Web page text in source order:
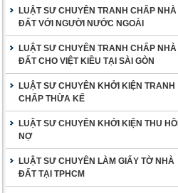
LUẬT SƯ CHUYÊN TRANH CHẤP NHÀ
ĐẤT VỚI NGƯỜI NƯỚC NGOÀI
LUẬT SƯ CHUYÊN TRANH CHẤP NHÀ
ĐẤT CHO VIỆT KIỀU TẠI SÀI GÒN
LUẬT SƯ CHUYÊN KHỞI KIỆN TRANH
CHẤP THỪA KẾ
LUẬT SƯ CHUYÊN KHỞI KIỆN THU HỒI
NỢ
LUẬT SƯ CHUYÊN LÀM GIẤY TỜ NHÀ
ĐẤT TẠI TPHCM